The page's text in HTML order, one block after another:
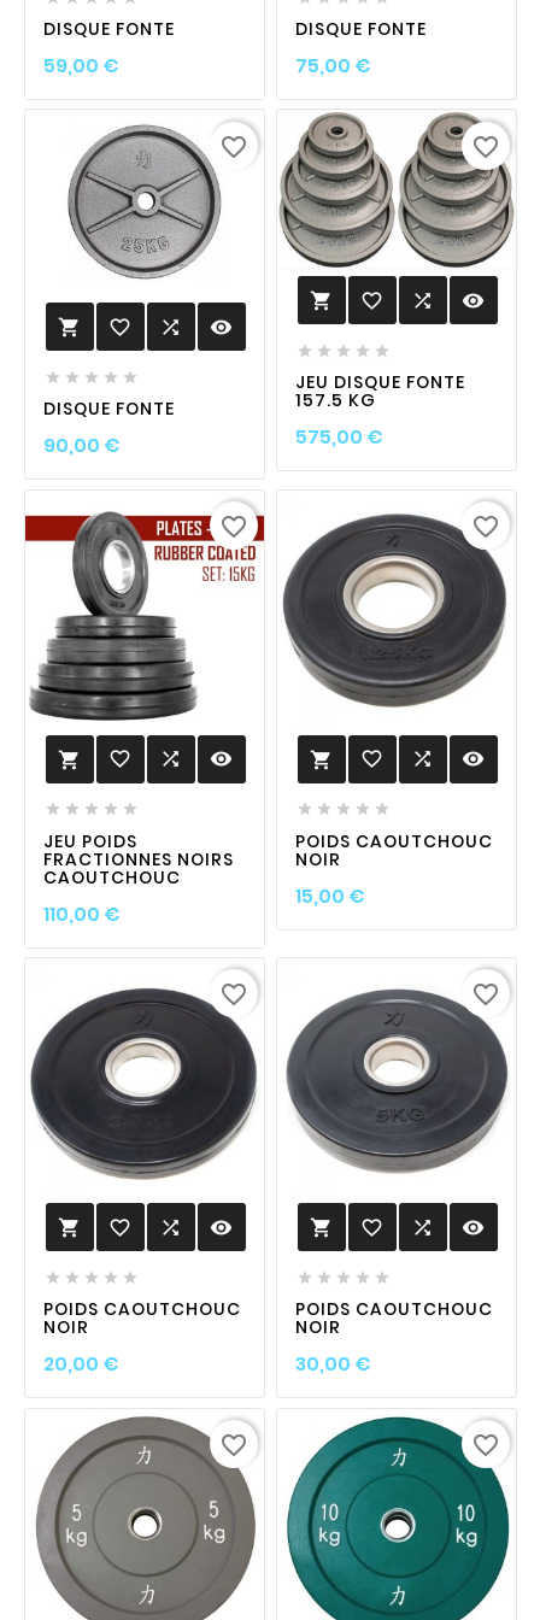
DISQUE FONTE
59,00 €Prix
DISQUE FONTE
75,00 €Prix
 favorite_border  visibility
    
DISQUE FONTE
90,00 €Prix
favorite_border
 favorite_border  visibility
    
JEU DISQUE FONTE
157.5 KG
575,00 €Prix
favorite_border
 favorite_border  visibility
    
JEU POIDS
FRACTIONNES NOIRS
CAOUTCHOUC
110,00 €Prix
favorite_border
 favorite_border  visibility
    
POIDS CAOUTCHOUC
NOIR
15,00 €Prix
favorite_border
 favorite_border  visibility
    
POIDS CAOUTCHOUC
NOIR
20,00 €Prix
favorite_border
 favorite_border  visibility
    
POIDS CAOUTCHOUC
NOIR
30,00 €Prix
favorite_border
favorite_border favorite_border